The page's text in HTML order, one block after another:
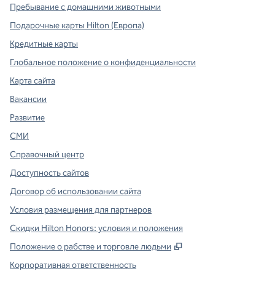
Пребывание с домашними животными
Подарочные карты Hilton (Европа)
Кредитные карты
Глобальное положение о конфиденциальности
Карта сайта
Вакансии
Развитие
СМИ
Справочный центр
Доступность сайтов
Договор об использовании сайта
Условия размещения для партнеров
Скидки Hilton Honors: условия и положения
Положение о рабстве и торговле людьми
,
Корпоративная ответственность